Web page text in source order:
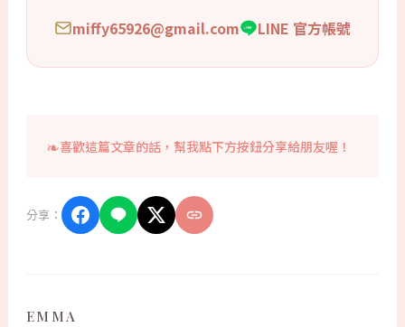
miffy65926@gmail.com LINE 官方帳號
喜歡這篇文章的話，幫我點下方按鈕分享給朋友喔！
分享：
EMMA